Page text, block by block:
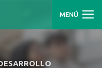
MENÚ